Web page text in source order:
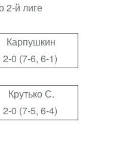
2-й лиге
Карпушкин
2-0 (7-6, 6-1)
Крутько С.
2-0 (7-5, 6-4)